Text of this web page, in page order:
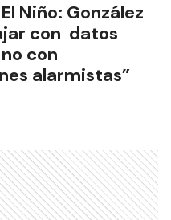
Niño: González
con datos
con
alarmistas”